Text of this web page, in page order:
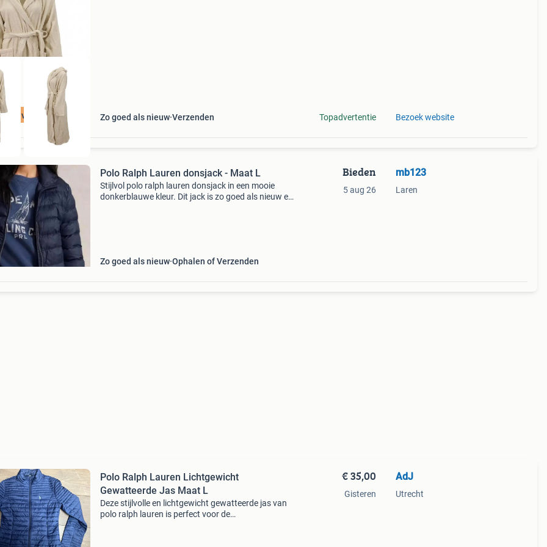
75% voordeel Zo goed als nieuw Verzenden Topadvertentie Bezoek website
Polo Ralph Lauren donsjack - Maat L
Stijlvol polo ralph lauren donsjack in een mooie
donkerblauwe kleur. Dit jack is zo goed als nieuw en
Zo goed als nieuw Ophalen of Verzenden
Bieden
5 aug 26
mb123
Laren
Polo Ralph Lauren Lichtgewicht
Gewatteerde Jas Maat L
Deze stijlvolle en lichtgewicht gewatteerde jas van
polo ralph lauren is perfect voor de
€ 35,00
Gisteren
AdJ
Utrecht